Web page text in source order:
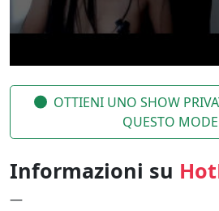
OTTIENI UNO SHOW
QUESTO
Informazioni su
—